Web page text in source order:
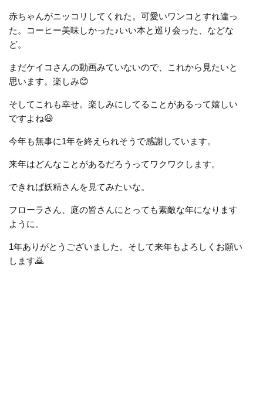
赤ちゃんがニッコリしてくれた。可愛いワンコとすれ違っ
た。コーヒー美味しかった♪いい本と巡り会った、などな
ど。
まだケイコさんの動画みていないので、これから見たいと
思います。楽しみ😊
そしてこれも幸せ。楽しみにしてることがあるって嬉しい
ですよね😃
今年も無事に1年を終えられそうで感謝しています。
来年はどんなことがあるだろうってワクワクします。
できれば妖精さんを見てみたいな。
フローラさん、庭の皆さんにとっても素敵な年になります
ように。
1年ありがとうございました。そして来年もよろしくお願い
します🙇